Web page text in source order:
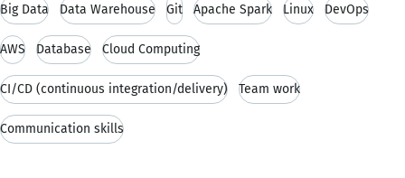
Big Data Data Warehouse Git Apache Spark Linux DevOps
AWS Database Cloud Computing
CI/CD (continuous integration/delivery) Team work
Communication skills